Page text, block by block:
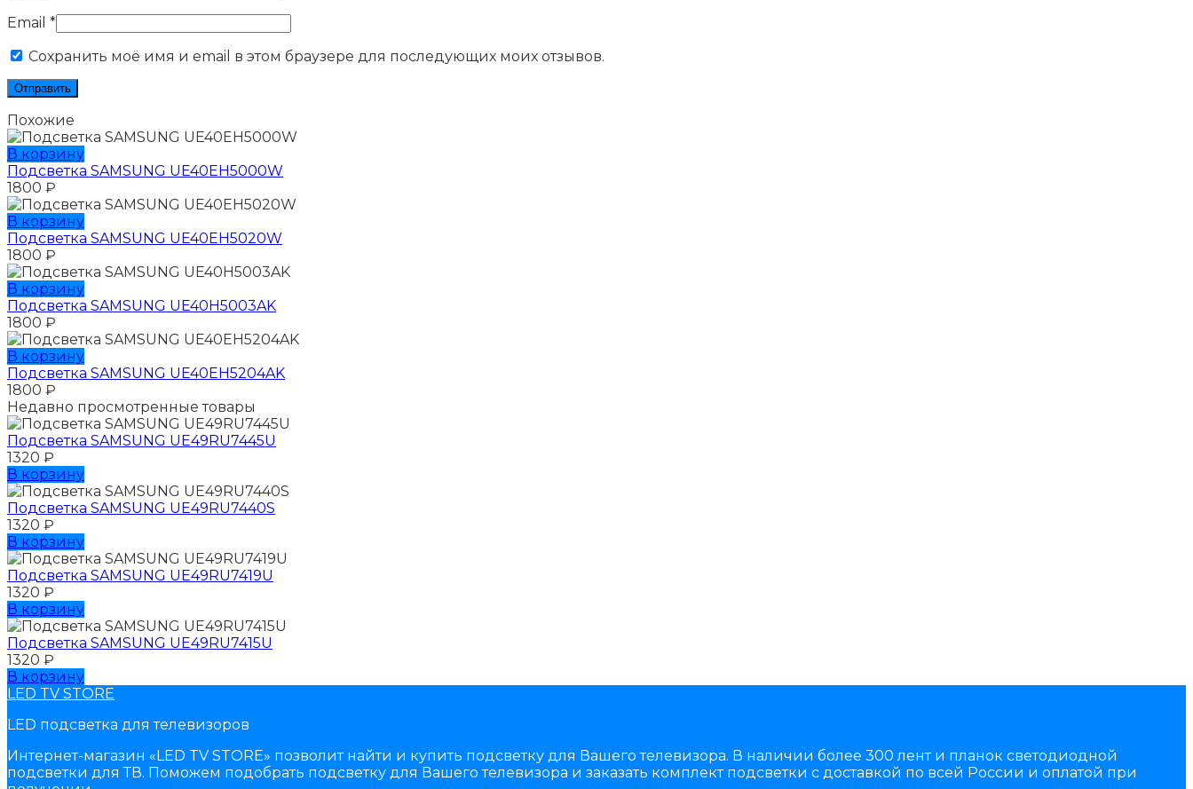
Email *
Сохранить моё имя и email в этом браузере для последующих моих отзывов.
Похожие
В корзину
Подсветка SAMSUNG UE40EH5000W
1800 ₽
В корзину
Подсветка SAMSUNG UE40EH5020W
1800 ₽
В корзину
Подсветка SAMSUNG UE40H5003AK
1800 ₽
В корзину
Подсветка SAMSUNG UE40EH5204AK
1800 ₽
Недавно просмотренные товары
Подсветка SAMSUNG UЕ49RU7445U
1320 ₽
В корзину
Подсветка SAMSUNG UЕ49RU7440S
1320 ₽
В корзину
Подсветка SAMSUNG UЕ49RU7419U
1320 ₽
В корзину
Подсветка SAMSUNG UЕ49RU7415U
1320 ₽
В корзину
LED TV STORE
LED подсветка для телевизоров
Интернет-магазин «LED TV STORE» позволит найти и купить подсветку для Вашего телевизора. В наличии более 300 лент и планок светодиодной
подсветки для ТВ. Поможем подобрать подсветку для Вашего телевизора и заказать комплект подсветки с доставкой по всей России и оплатой при